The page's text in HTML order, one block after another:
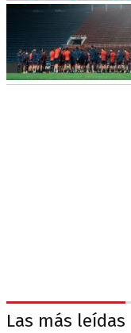
Las más leídas